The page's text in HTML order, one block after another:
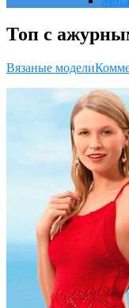
Топ с
Вязаные модели